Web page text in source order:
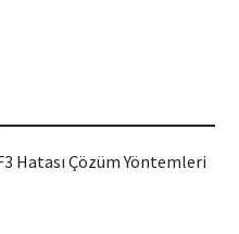
Hatası Çözüm Yöntemleri